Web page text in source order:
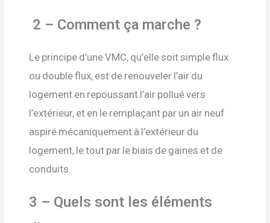
2 – Comment ça marche ?
Le principe d’une VMC, qu’elle soit simple flux
ou double flux, est de renouveler l’air du
logement en repoussant l’air pollué vers
l’extérieur, et en le remplaçant par un air neuf
aspiré mécaniquement à l’extérieur du
logement, le tout par le biais de gaines et de
conduits.
3 – Quels sont les éléments